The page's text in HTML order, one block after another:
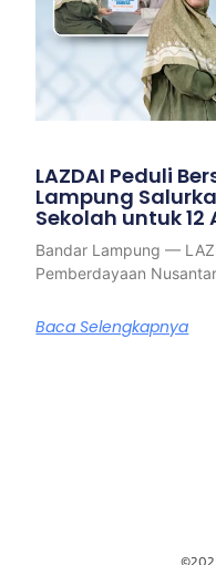
LAZDAI Peduli
Lampung
Sekolah untuk
Bandar Lampung —
Pemberdayaan
Baca Selengkapnya